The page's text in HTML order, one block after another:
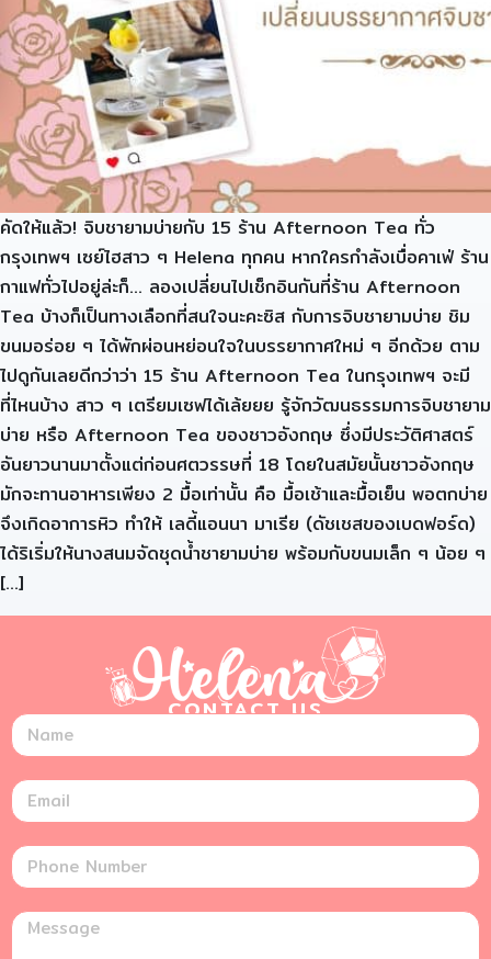
คัดให้แล้ว! จิบชายามบ่ายกับ 15 ร้าน Afternoon Tea ทั่ว
กรุงเทพฯ เซย์ไฮสาว ๆ Helena ทุกคน หากใครกำลังเบื่อคาเฟ่ ร้าน
กาแฟทั่วไปอยู่ล่ะก็… ลองเปลี่ยนไปเช็กอินกันที่ร้าน Afternoon
Tea บ้างก็เป็นทางเลือกที่สนใจนะคะซิส กับการจิบชายามบ่าย ชิม
ขนมอร่อย ๆ ได้พักผ่อนหย่อนใจในบรรยากาศใหม่ ๆ อีกด้วย ตาม
ไปดูกันเลยดีกว่าว่า 15 ร้าน Afternoon Tea ในกรุงเทพฯ จะมี
ที่ไหนบ้าง สาว ๆ เตรียมเซฟได้เล้ยยย รู้จักวัฒนธรรมการจิบชายาม
บ่าย หรือ Afternoon Tea ของชาวอังกฤษ ซึ่งมีประวัติศาสตร์
อันยาวนานมาตั้งแต่ก่อนศตวรรษที่ 18 โดยในสมัยนั้นชาวอังกฤษ
มักจะทานอาหารเพียง 2 มื้อเท่านั้น คือ มื้อเช้าและมื้อเย็น พอตกบ่าย
จึงเกิดอาการหิว ทำให้ เลดี้แอนนา มาเรีย (ดัชเชสของเบดฟอร์ด)
ได้ริเริ่มให้นางสนมจัดชุดน้ำชายามบ่าย พร้อมกับขนมเล็ก ๆ น้อย ๆ
[…]
CONTACT US